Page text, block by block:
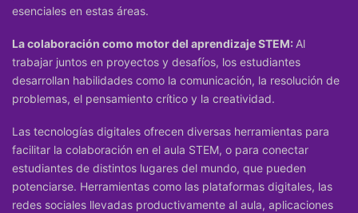
esenciales en estas áreas.
La colaboración como motor del aprendizaje STEM: Al
trabajar juntos en proyectos y desafíos, los estudiantes
desarrollan habilidades como la comunicación, la resolución de
problemas, el pensamiento crítico y la creatividad.
Las tecnologías digitales ofrecen diversas herramientas para
facilitar la colaboración en el aula STEM, o para conectar
estudiantes de distintos lugares del mundo, que pueden
potenciarse. Herramientas como las plataformas digitales, las
redes sociales llevadas productivamente al aula, aplicaciones